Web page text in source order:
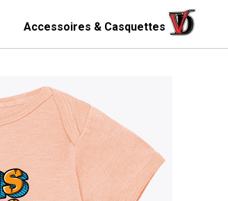
Accessoires & Casquettes